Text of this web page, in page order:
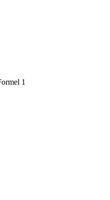
1